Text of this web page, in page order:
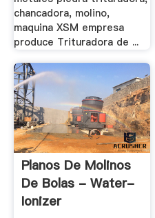
chancadora, molino,
maquina XSM empresa
produce Trituradora de ...
Planos De Molinos
De Bolas - Water-
Ionizer